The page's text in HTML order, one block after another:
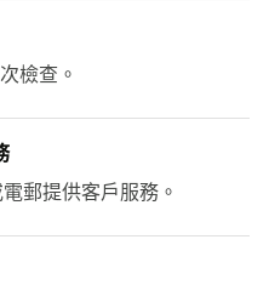
檢查。
郵提供客戶服務。